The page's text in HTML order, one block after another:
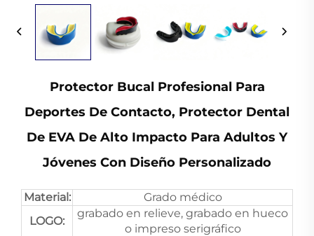
Protector Bucal Profesional Para
Deportes De Contacto, Protector Dental
De EVA De Alto Impacto Para Adultos Y
Jóvenes Con Diseño Personalizado
Material:
Grado médico
LOGO:
grabado en relieve, grabado en hueco
o impreso serigráfico